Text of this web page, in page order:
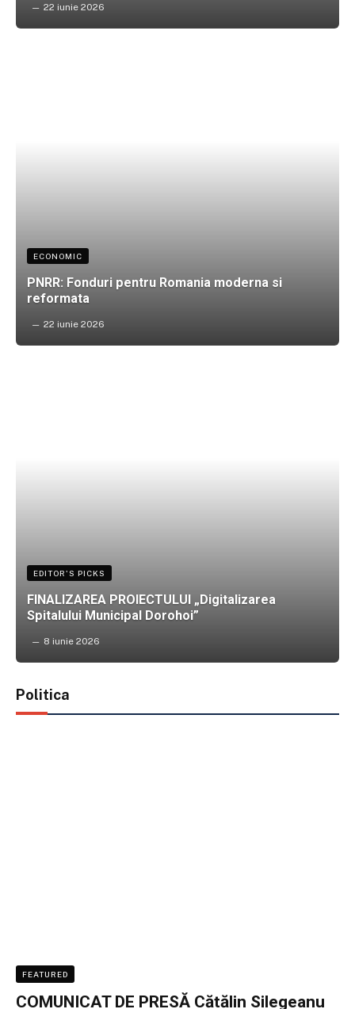
22 iunie 2026
ECONOMIC
PNRR: Fonduri pentru Romania moderna si
reformata
22 iunie 2026
EDITOR'S PICKS
FINALIZAREA PROIECTULUI „Digitalizarea
Spitalului Municipal Dorohoi”
8 iunie 2026
Politica
FEATURED
COMUNICAT DE PRESĂ Cătălin Silegeanu